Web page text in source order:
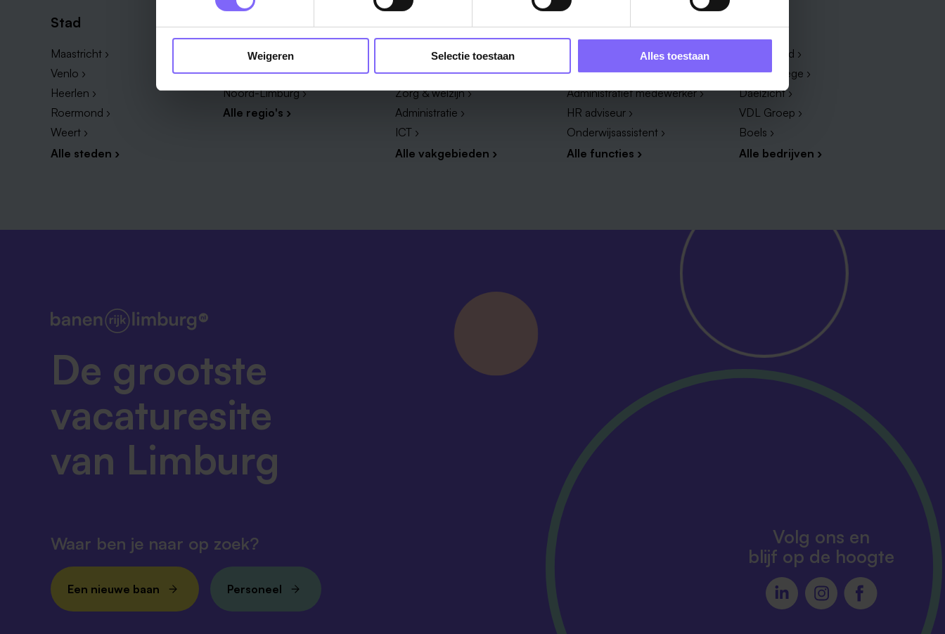
Weigeren Selectie toestaan Alles toestaan
Stad
Maastricht ›
Venlo ›
Heerlen ›
Roermond ›
Weert ›
Alle steden ›
Regio
Zuid-Limburg ›
Midden-Limburg ›
Noord-Limburg ›
Alle regio's ›
Vakgebied
Onderwijs ›
Techniek & Productie ›
Zorg & welzijn ›
Administratie ›
ICT ›
Alle vakgebieden ›
Functie
Productiemedewerker ›
Verpleegkundige ›
Administratief medewerker ›
HR adviseur ›
Onderwijsassistent ›
Alle functies ›
Bedrijf
Zuyderland ›
Vista College ›
Daelzicht ›
VDL Groep ›
Boels ›
Alle bedrijven ›
De grootste
vacaturesite
van Limburg
Waar ben je naar op zoek?
Een nieuwe baan Personeel
Volg ons en
blijf op de hoogte